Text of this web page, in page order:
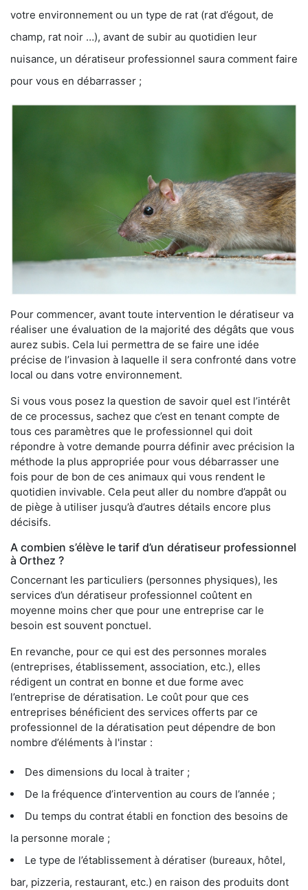
votre environnement ou un type de rat (rat d’égout, de
champ, rat noir …), avant de subir au quotidien leur
nuisance, un dératiseur professionnel saura comment faire
pour vous en débarrasser ;
Pour commencer, avant toute intervention le dératiseur va
réaliser une évaluation de la majorité des dégâts que vous
aurez subis. Cela lui permettra de se faire une idée
précise de l’invasion à laquelle il sera confronté dans votre
local ou dans votre environnement.
Si vous vous posez la question de savoir quel est l’intérêt
de ce processus, sachez que c’est en tenant compte de
tous ces paramètres que le professionnel qui doit
répondre à votre demande pourra définir avec précision la
méthode la plus appropriée pour vous débarrasser une
fois pour de bon de ces animaux qui vous rendent le
quotidien invivable. Cela peut aller du nombre d’appât ou
de piège à utiliser jusqu’à d’autres détails encore plus
décisifs.
A combien s’élève le tarif d’un dératiseur professionnel
à Orthez ?
Concernant les particuliers (personnes physiques), les
services d’un dératiseur professionnel coûtent en
moyenne moins cher que pour une entreprise car le
besoin est souvent ponctuel.
En revanche, pour ce qui est des personnes morales
(entreprises, établissement, association, etc.), elles
rédigent un contrat en bonne et due forme avec
l’entreprise de dératisation. Le coût pour que ces
entreprises bénéficient des services offerts par ce
professionnel de la dératisation peut dépendre de bon
nombre d’éléments à l'instar :
Des dimensions du local à traiter ;
De la fréquence d’intervention au cours de l’année ;
Du temps du contrat établi en fonction des besoins de
la personne morale ;
Le type de l’établissement à dératiser (bureaux, hôtel,
bar, pizzeria, restaurant, etc.) en raison des produits dont